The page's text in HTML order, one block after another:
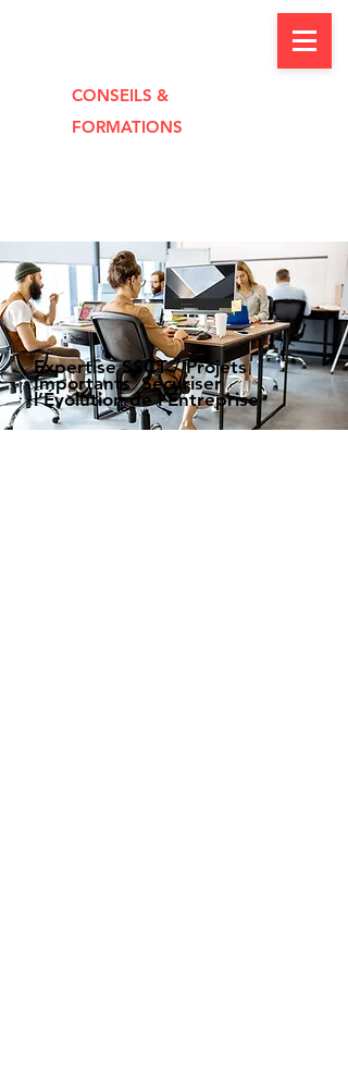
CONSEILS &
FORMATIONS
Expertise SSCT / Projets
Importants Sécuriser
l’Évolution de l’Entreprise